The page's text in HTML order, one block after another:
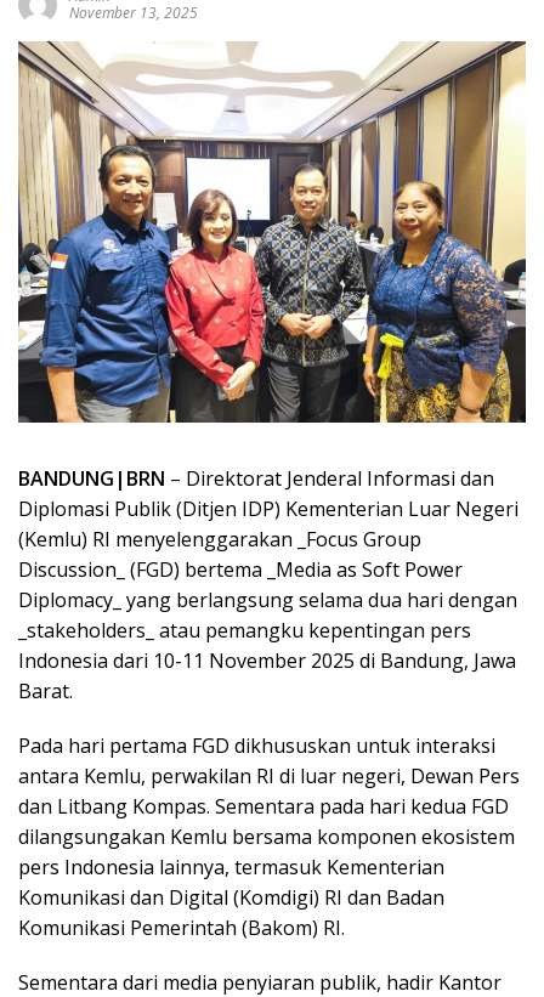
November 13, 2025
BANDUNG|BRN – Direktorat Jenderal Informasi dan
Diplomasi Publik (Ditjen IDP) Kementerian Luar Negeri
(Kemlu) RI menyelenggarakan _Focus Group
Discussion_ (FGD) bertema _Media as Soft Power
Diplomacy_ yang berlangsung selama dua hari dengan
_stakeholders_ atau pemangku kepentingan pers
Indonesia dari 10-11 November 2025 di Bandung, Jawa
Barat.
Pada hari pertama FGD dikhususkan untuk interaksi
antara Kemlu, perwakilan RI di luar negeri, Dewan Pers
dan Litbang Kompas. Sementara pada hari kedua FGD
dilangsungakan Kemlu bersama komponen ekosistem
pers Indonesia lainnya, termasuk Kementerian
Komunikasi dan Digital (Komdigi) RI dan Badan
Komunikasi Pemerintah (Bakom) RI.
Sementara dari media penyiaran publik, hadir Kantor